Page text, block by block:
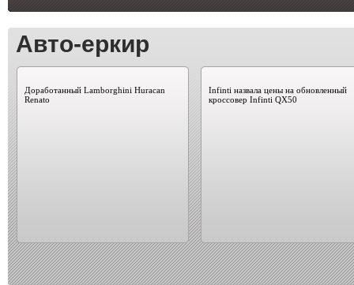
Авто-еркир
Доработанный Lamborghini Huracan
Renato
Infinti назвала цены на обновленный
кроссовер Infinti QX50